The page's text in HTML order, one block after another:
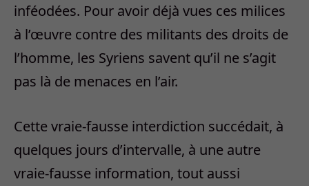
inféodées. Pour avoir déjà vues ces milices
à l’œuvre contre des militants des droits de
l’homme, les Syriens savent qu’il ne s’agit
pas là de menaces en l’air.
Cette vraie-fausse interdiction succédait, à
quelques jours d’intervalle, à une autre
vraie-fausse information, tout aussi